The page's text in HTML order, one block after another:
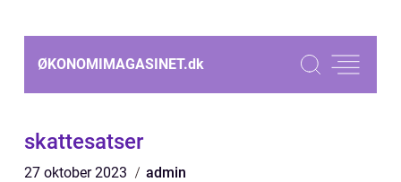
ØKONOMIMAGASINET.dk
skattesatser
27 oktober 2023 admin